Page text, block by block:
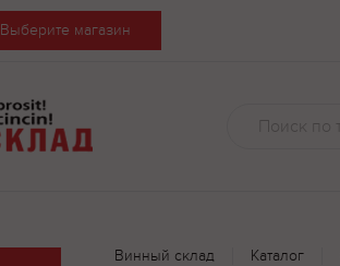
Выберите магазин
Винный склад Каталог